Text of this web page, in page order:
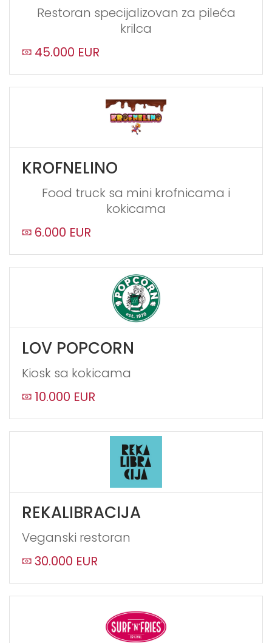
Restoran specijalizovan za pileća
krilca
45.000 EUR
KROFNELINO
Food truck sa mini krofnicama i
kokicama
6.000 EUR
LOV POPCORN
Kiosk sa kokicama
10.000 EUR
REKALIBRACIJA
Veganski restoran
30.000 EUR